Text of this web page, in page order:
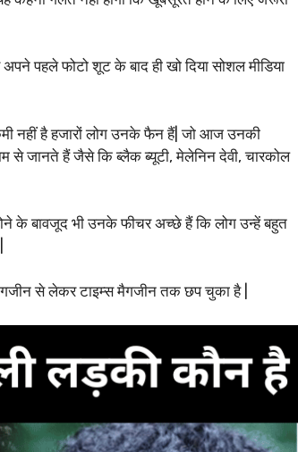
पहले फोटो शूट के बाद ही खो दिया सोशल मीडिया
नहीं है हजारों लोग उनके फैन हैं| जो आज उनकी
जानते हैं जैसे कि ब्लैक ब्यूटी, मेलेनिन देवी, चारकोल
के बावजूद भी उनके फीचर अच्छे हैं कि लोग उन्हें बहुत
से लेकर टाइम्स मैगजीन तक छप चुका है |